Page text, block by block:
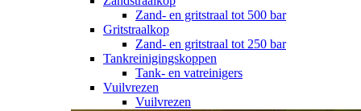
Zand- en gritstraal tot 500 bar
Gritstraalkop
Zand- en gritstraal tot 250 bar
Tankreinigingskoppen
Tank- en vatreinigers
Vuilvrezen
Vuilvrezen